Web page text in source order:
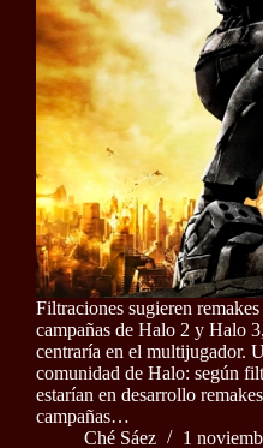
Filtraciones sugieren
campañas de Halo 2 y Halo
centraría en el multijugador.
comunidad de Halo: según
estarían en desarrollo
campañas…
Ché Sáez
1